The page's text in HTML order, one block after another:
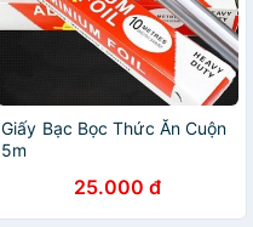
Giấy Bạc Bọc Thức Ăn Cuộn
5m
25.000 đ